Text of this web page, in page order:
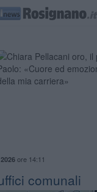
ore 14:11
comunali